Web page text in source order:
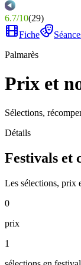
6.7/10(29)
Fiche
Palmarès
Prix et
Sélections,
Détails
Festivals et
Les sélections, prix
0
prix
1